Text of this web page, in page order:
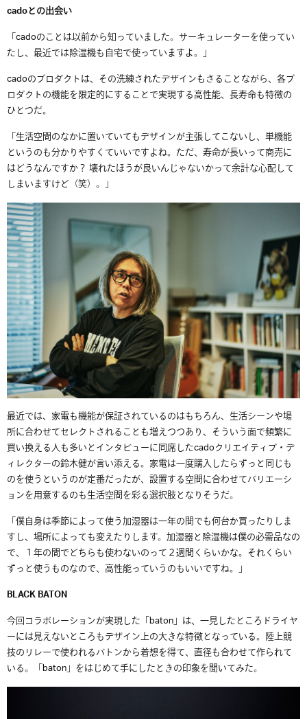
cadoとの出会い
「cadoのことは以前から知っていました。サーキュレーターを使ってい
たし、最近では除湿機も自宅で使っていますよ。」
cadoのプロダクトは、その洗練されたデザインもさることながら、各プ
ロダクトの機能を限定的にすることで実現する高性能、長寿命も特徴の
ひとつだ。
「生活空間のなかに置いていてもデザインが主張してこないし、単機能
というのも分かりやすくていいですよね。ただ、寿命が長いって商売に
はどうなんですか？ 壊れたほうが良いんじゃないかって余計な心配して
しまいますけど（笑）。」
最近では、家電も機能が保証されているのはもちろん、生活シーンや場
所に合わせてセレクトされることも増えつつあり、そういう面で頻繁に
買い換える人も多いとインタビューに同席したcadoクリエイティブ・デ
ィレクターの鈴木健が言い添える。家電は一度購入したらずっと同じも
のを使うというのが定番だったが、設置する空間に合わせてバリエーシ
ョンを用意するのも生活空間を彩る選択肢となりそうだ。
「僕自身は季節によって使う加湿器は一年の間でも何台か買ったりしま
すし、場所によっても変えたりします。加湿器と除湿機は僕の必需品なの
で、１年の間でどちらも使わないのって２週間くらいかな。それくらい
ずっと使うものなので、高性能っていうのもいいですね。」
BLACK BATON
今回コラボレーションが実現した「baton」は、一見したところドライヤ
ーには見えないところもデザイン上の大きな特徴となっている。陸上競
技のリレーで使われるバトンから着想を得て、直径も合わせて作られて
いる。「baton」をはじめて手にしたときの印象を聞いてみた。